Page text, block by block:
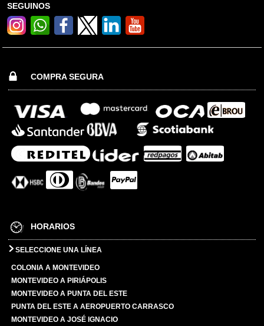
SEGUINOS
COMPRA SEGURA
HORARIOS
SELECCIONE UNA LÍNEA
COLONIA A MONTEVIDEO
MONTEVIDEO A PIRIÁPOLIS
MONTEVIDEO A PUNTA DEL ESTE
PUNTA DEL ESTE A AEROPUERTO CARRASCO
MONTEVIDEO A JOSÉ IGNACIO